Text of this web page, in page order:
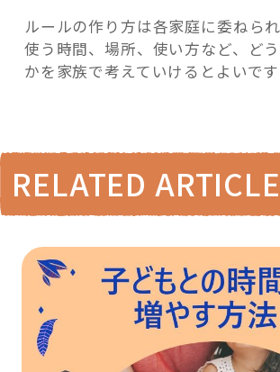
ルールの作り方は各家庭に委ねられ
使う時間、場所、使い方など、ど
かを家族で考えていけるとよいです
RELATED